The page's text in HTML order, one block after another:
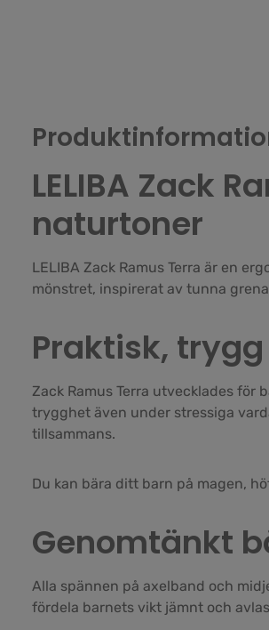
LELIBA Zack
naturtoner
LELIBA Zack Ramus Terra är en
mönstret, inspirerat av tunna
Praktisk,
Zack Ramus Terra utvecklades
trygghet även under stressiga
tillsammans.
Du kan bära ditt barn på magen,
Genomtänkt
Alla spännen på axelband och
fördela barnets vikt jämnt och